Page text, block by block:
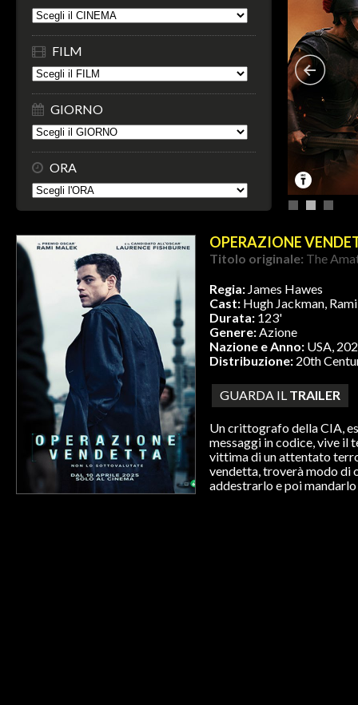
FILM
GIORNO
ORA
OPERAZIONE
Titolo originale: The
Regia: James Hawes
Cast: Hugh Jackman,
Durata: 123'
Genere:Azione
Nazione e Anno: USA,
Distribuzione: 20th
GUARDA IL TRAILER
Un crittografo della CIA,
messaggi in codice, vive il
vittima di un attentato
vendetta, troverà modo di
addestrarlo e poi